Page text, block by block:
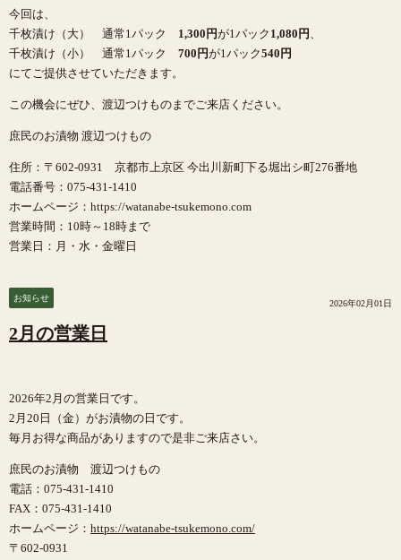
今回は、
千枚漬け（大） 通常1パック
1,300円が1パック 1,080円 、
千枚漬け（小） 通常1パック 700円が1パック540円
にてご提供させていただきます。
この機会にぜひ、渡辺つけものまでご来店ください。
庶民のお漬物 渡辺つけもの
住所：〒602-0931 京都市上京区 今出川新町下る堀出シ町276番地
電話番号：075-431-1410
ホームページ：https://watanabe-tsukemono.com
営業時間：10時～18時まで
営業日：月・水・金曜日
お知らせ
2026年02月01日
2月の営業日
2026年2月の営業日です。
2月20日（金）がお漬物の日です。
毎月お得な商品がありますので是非ご来店さい。
庶民のお漬物 渡辺つけもの
電話：075-431-1410
FAX：075-431-1410
ホームページ： https://watanabe-tsukemono.com/
〒602-0931